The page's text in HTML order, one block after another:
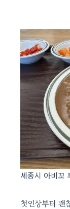
세종시 아비꼬
첫인상부터 괜